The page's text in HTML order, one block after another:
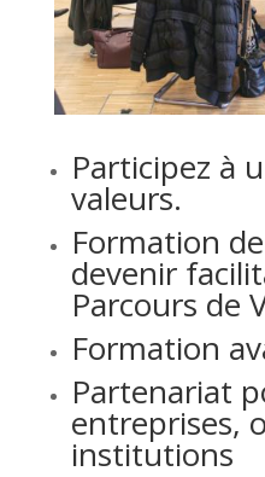
Participez à
valeurs.
Formation
devenir
Parcours de
Formation
Partenariat
entreprises,
institutions